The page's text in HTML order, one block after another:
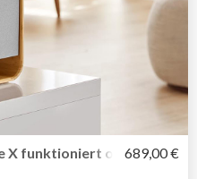
X funktioniert ohne689,00 €